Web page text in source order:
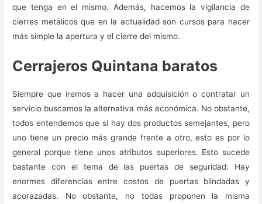
que tenga en el mismo. Además, hacemos la vigilancia de
cierres metálicos que en la actualidad son cursos para hacer
más simple la apertura y el cierre del mismo.
Cerrajeros Quintana baratos
Siempre que iremos a hacer una adquisición o contratar un
servicio buscamos la alternativa más económica. No obstante,
todos entendemos que si hay dos productos semejantes, pero
uno tiene un precio más grande frente a otro, esto es por lo
general porque tiene unos atributos superiores. Esto sucede
bastante con el tema de las puertas de seguridad. Hay
enormes diferencias entre costos de puertas blindadas y
acorazadas. No obstante, no todas proponen la misma